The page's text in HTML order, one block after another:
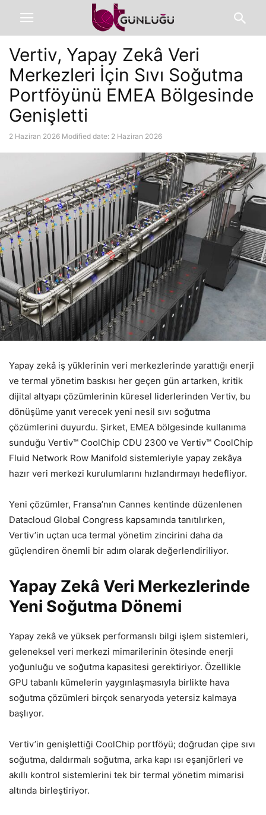
Vertiv, Yapay Zekâ Veri
Merkezleri İçin Sıvı Soğutma
Portföyünü EMEA Bölgesinde
Genişletti
2 Haziran 2026 Modified date: 2 Haziran 2026
Yapay zekâ iş yüklerinin veri merkezlerinde yarattığı enerji
ve termal yönetim baskısı her geçen gün artarken, kritik
dijital altyapı çözümlerinin küresel liderlerinden Vertiv, bu
dönüşüme yanıt verecek yeni nesil sıvı soğutma
çözümlerini duyurdu. Şirket, EMEA bölgesinde kullanıma
sunduğu Vertiv™ CoolChip CDU 2300 ve Vertiv™ CoolChip
Fluid Network Row Manifold sistemleriyle yapay zekâya
hazır veri merkezi kurulumlarını hızlandırmayı hedefliyor.
Yeni çözümler, Fransa’nın Cannes kentinde düzenlenen
Datacloud Global Congress kapsamında tanıtılırken,
Vertiv’in uçtan uca termal yönetim zincirini daha da
güçlendiren önemli bir adım olarak değerlendiriliyor.
Yapay Zekâ Veri Merkezlerinde
Yeni Soğutma Dönemi
Yapay zekâ ve yüksek performanslı bilgi işlem sistemleri,
geleneksel veri merkezi mimarilerinin ötesinde enerji
yoğunluğu ve soğutma kapasitesi gerektiriyor. Özellikle
GPU tabanlı kümelerin yaygınlaşmasıyla birlikte hava
soğutma çözümleri birçok senaryoda yetersiz kalmaya
başlıyor.
Vertiv’in genişlettiği CoolChip portföyü; doğrudan çipe sıvı
soğutma, daldırmalı soğutma, arka kapı ısı eşanjörleri ve
akıllı kontrol sistemlerini tek bir termal yönetim mimarisi
altında birleştiriyor.